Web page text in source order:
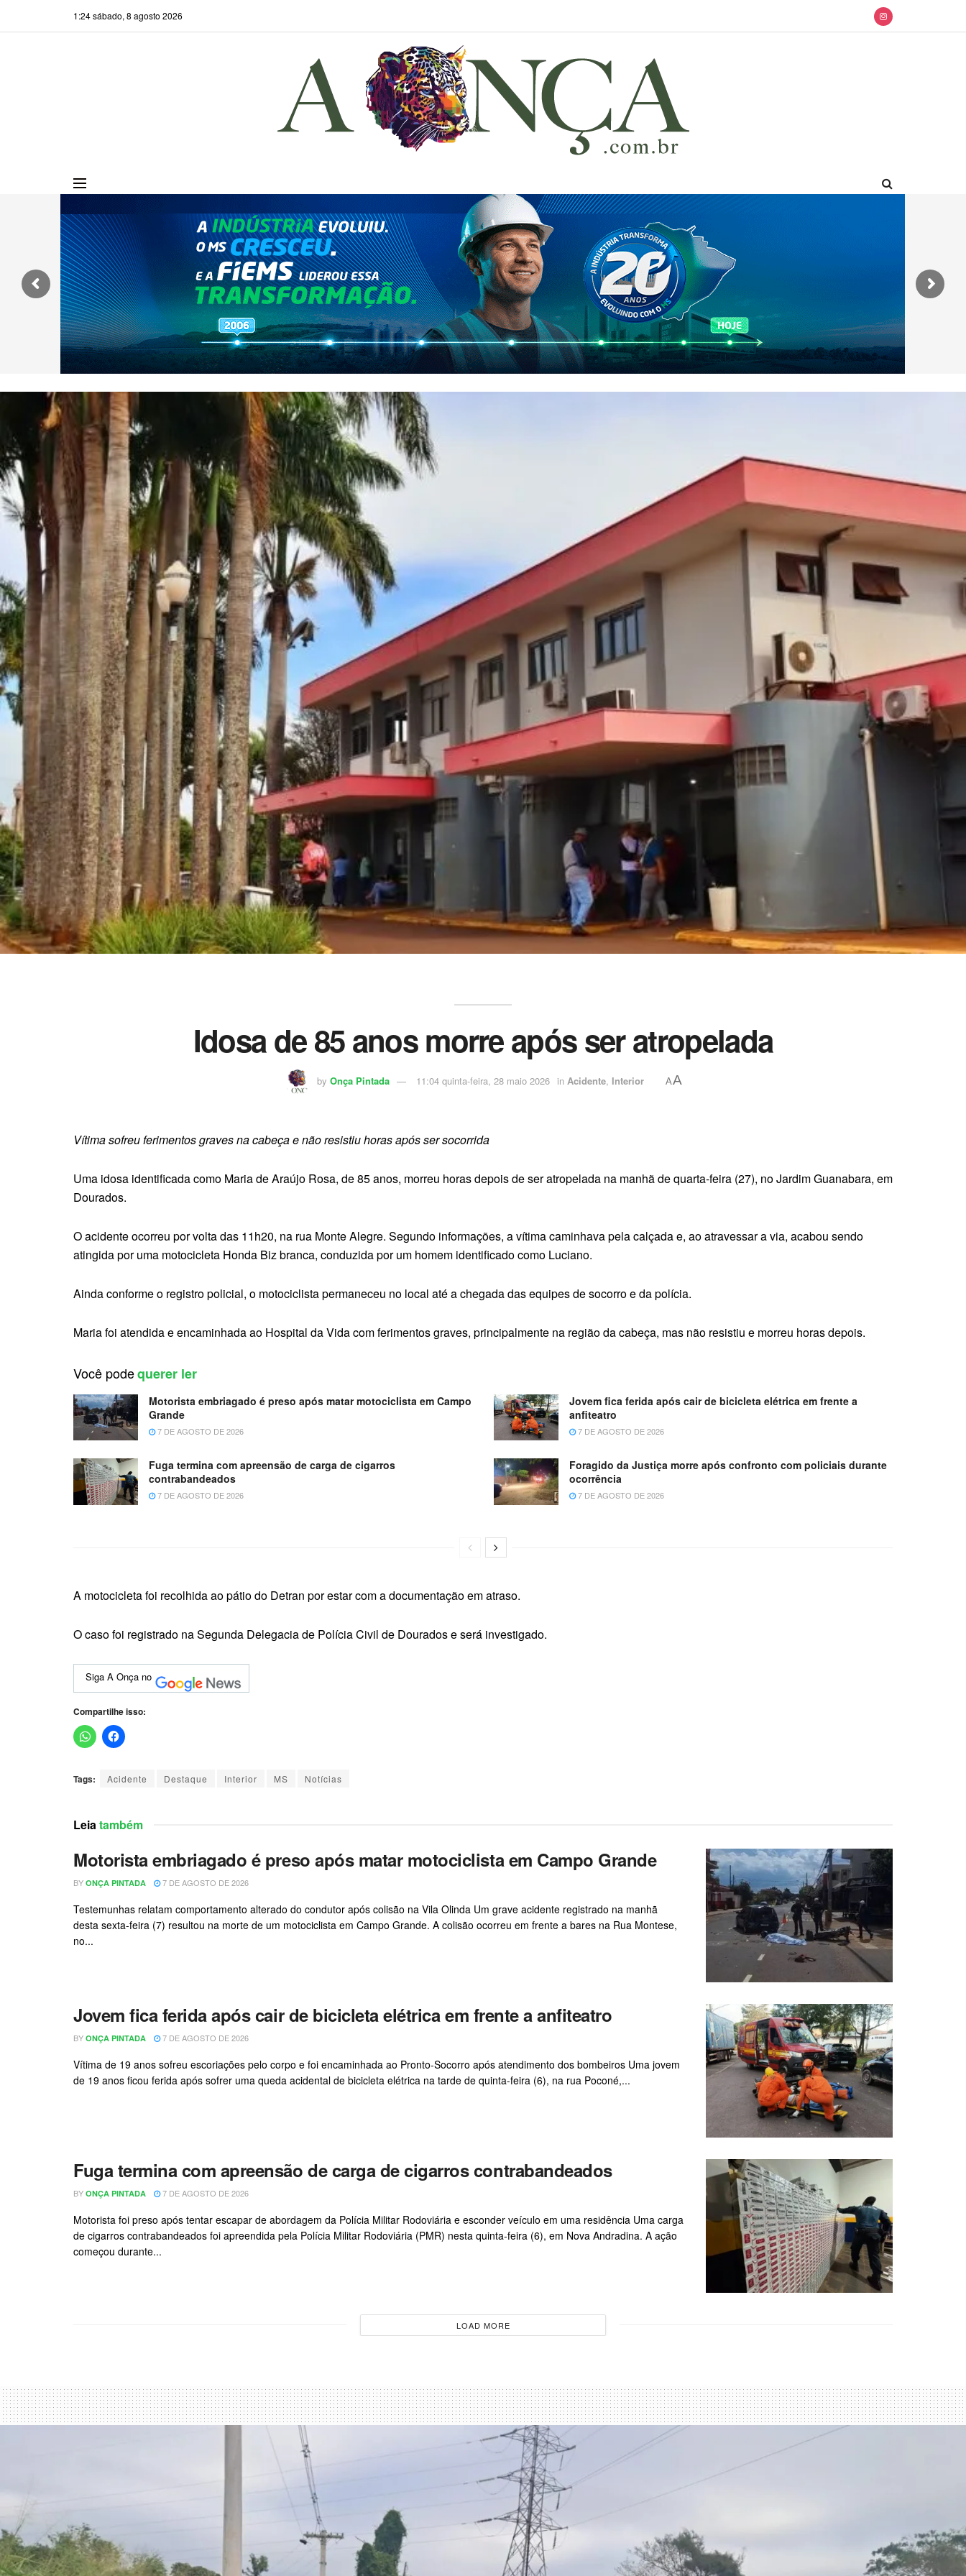
1:24 sábado, 8 agosto 2026
Idosa de 85 anos morre após ser atropelada
by Onça Pintada 11:04 quinta-feira, 28 maio 2026 in Acidente, Interior AA
Vítima sofreu ferimentos graves na cabeça e não resistiu horas após ser socorrida
Uma idosa identificada como Maria de Araújo Rosa, de 85 anos, morreu horas depois de ser atropelada na manhã de quarta-feira (27), no Jardim Guanabara, em
Dourados.
O acidente ocorreu por volta das 11h20, na rua Monte Alegre. Segundo informações, a vítima caminhava pela calçada e, ao atravessar a via, acabou sendo
atingida por uma motocicleta Honda Biz branca, conduzida por um homem identificado como Luciano.
Ainda conforme o registro policial, o motociclista permaneceu no local até a chegada das equipes de socorro e da polícia.
Maria foi atendida e encaminhada ao Hospital da Vida com ferimentos graves, principalmente na região da cabeça, mas não resistiu e morreu horas depois.
Você podequerer ler
Motorista embriagado é preso após matar motociclista em Campo
Grande
7 DE AGOSTO DE 2026
Jovem fica ferida após cair de bicicleta elétrica em frente a
anfiteatro
7 DE AGOSTO DE 2026
Fuga termina com apreensão de carga de cigarros
contrabandeados
7 DE AGOSTO DE 2026
Foragido da Justiça morre após confronto com policiais durante
ocorrência
7 DE AGOSTO DE 2026
A motocicleta foi recolhida ao pátio do Detran por estar com a documentação em atraso.
O caso foi registrado na Segunda Delegacia de Polícia Civil de Dourados e será investigado.
Siga A Onça no
Compartilhe isso:
Tags: Acidente Destaque Interior MS Notícias
Leiatambém
Motorista embriagado é preso após matar motociclista em Campo Grande
BY ONÇA PINTADA 7 DE AGOSTO DE 2026
Testemunhas relatam comportamento alterado do condutor após colisão na Vila Olinda Um grave acidente registrado na manhã
desta sexta-feira (7) resultou na morte de um motociclista em Campo Grande. A colisão ocorreu em frente a bares na Rua Montese,
no...
Jovem fica ferida após cair de bicicleta elétrica em frente a anfiteatro
BY ONÇA PINTADA 7 DE AGOSTO DE 2026
Vítima de 19 anos sofreu escoriações pelo corpo e foi encaminhada ao Pronto-Socorro após atendimento dos bombeiros Uma jovem
de 19 anos ficou ferida após sofrer uma queda acidental de bicicleta elétrica na tarde de quinta-feira (6), na rua Poconé,...
Fuga termina com apreensão de carga de cigarros contrabandeados
BY ONÇA PINTADA 7 DE AGOSTO DE 2026
Motorista foi preso após tentar escapar de abordagem da Polícia Militar Rodoviária e esconder veículo em uma residência Uma carga
de cigarros contrabandeados foi apreendida pela Polícia Militar Rodoviária (PMR) nesta quinta-feira (6), em Nova Andradina. A ação
começou durante...
LOAD MORE